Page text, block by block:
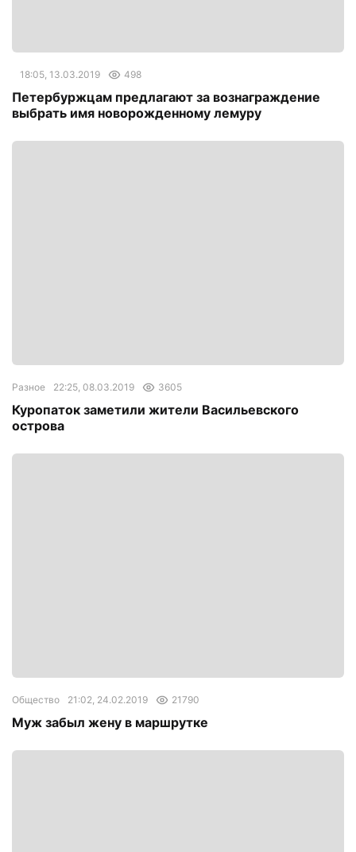
18:05, 13.03.2019 498
Петербуржцам предлагают за вознаграждение
выбрать имя новорожденному лемуру
Разное 22:25, 08.03.2019 3605
Куропаток заметили жители Васильевского
острова
Общество 21:02, 24.02.2019 21790
Муж забыл жену в маршрутке